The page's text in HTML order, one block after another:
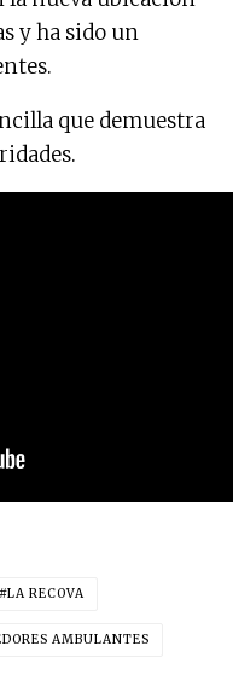
y ha sido un
que demuestra
LA RECOVA
AMBULANTES